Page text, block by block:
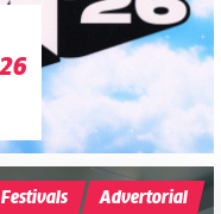
Festivals Advertorial